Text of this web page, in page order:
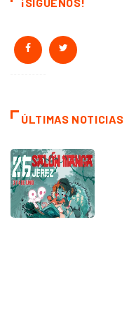
ÚLTIMAS NOTICIAS